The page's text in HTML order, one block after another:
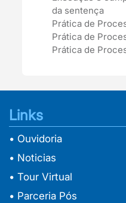
da sentença
Prática de
Prática de
Prática de
Links
• Ouvidoria
• Noticias
• Tour Virtual
• Parceria Pós